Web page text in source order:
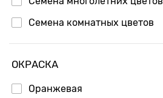
Семена комнатных цветов
ОКРАСКА
Оранжевая